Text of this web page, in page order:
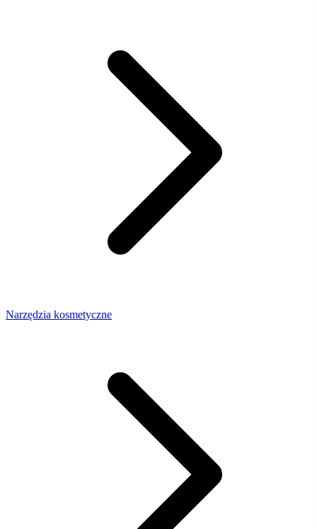
Narzędzia kosmetyczne